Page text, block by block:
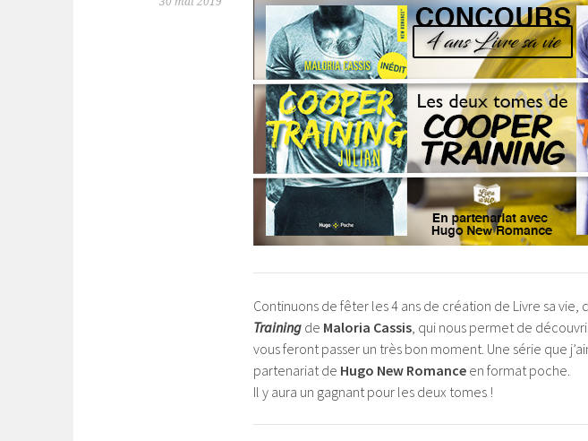
Continuons de fêter les 4 ans de création de Livre sa vie,
Training de Maloria Cassis, qui nous permet de
vous feront passer un très bon moment. Une série que
partenariat de Hugo New Romance en format poche.
Il y aura un gagnant pour les deux tomes !